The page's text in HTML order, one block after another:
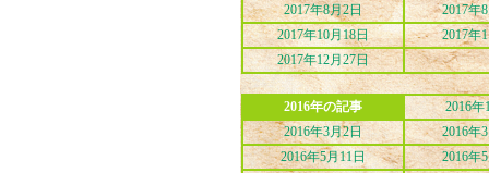
2017年8月2日
2017年
2017年10月18日
2017年
2017年12月27日
2016年の記事
2016年
2016年3月2日
2016年
2016年5月11日
2016年